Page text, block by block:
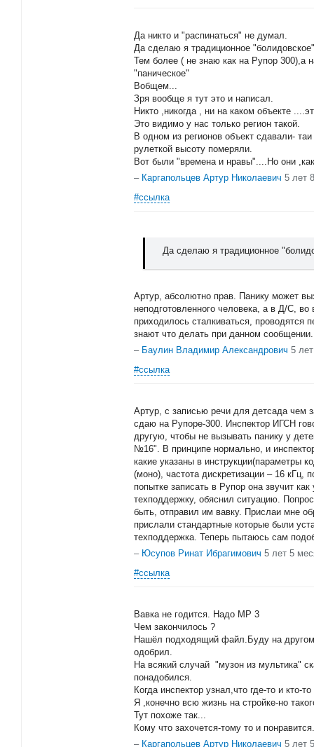
Да никто и "распинаться" не думал.
Да сделаю я традиционное
Тем более ( не знаю как на Рупор
"паническое"
Вобщем...
Зря вообще я тут это и написал.
Никто ,никогда , ни на каком объекте
Это видимо у нас только регион такой.
В одном из регионов объект сдавали-
рулеткой высоту померяли.
Вот были "времена и нравы"....Но они
– Каргапольцев Артур Николаевич 5 лет
#ссылка
Да сделаю я традиционное
Артур, абсолютно прав. Панику может
неподготовленного человека, а в Д/С,
приходилось сталкиваться, проводятся
знают что делать при данном сообщении.
– Баулин Владимир Александрович 5
#ссылка
Артур, с записью речи для детсада чем
сдаю на Рупоре-300. Инспектор ИГСН
другую, чтобы не вызывать панику у
№16". В принципе нормально, и
какие указаны в инструкции(параметры
(моно), частота дискретизации – 16 кГц,
попытке записать в Рупор она звучит
техподдержку, обяснил ситуацию.
быть, отправил им вавку. Прислаи мне
прислали стандартные которые были
техподдержка. Теперь пытаюсь сам
– Юсупов Ринат Ибрагимович 5 лет 5
#ссылка
Вавка не годится. Надо МР 3
Чем закончилось ?
Нашёл подходящий файл.Буду на
одобрил.
На всякий случай "музон из мультика"
понадобился.
Когда инспектор узнал,что где-то и кто-
Я ,конечно всю жизнь на стройке-но
Тут похоже так...
Кому что захочется-тому то и понравится.
– Каргапольцев Артур Николаевич 5 лет